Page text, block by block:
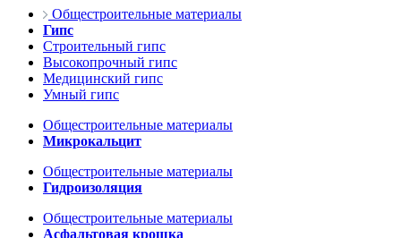
Общестроительные материалы
Гипс
Строительный гипс
Высокопрочный гипс
Медицинский гипс
Умный гипс
Общестроительные материалы
Микрокальцит
Общестроительные материалы
Гидроизоляция
Общестроительные материалы
Асфальтовая крошка